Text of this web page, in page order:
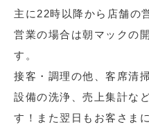
主に22時以降から店舗の
営業の場合は朝マックの
す。
接客・調理の他、客席清
設備の洗浄、売上集計な
す！また翌日もお客さま